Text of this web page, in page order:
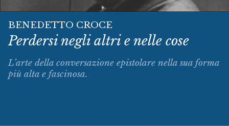
BENEDETTO CROCE
Perdersi negli altri e nelle cose
L’arte della conversazione epistolare nella sua forma
più alta e fascinosa.